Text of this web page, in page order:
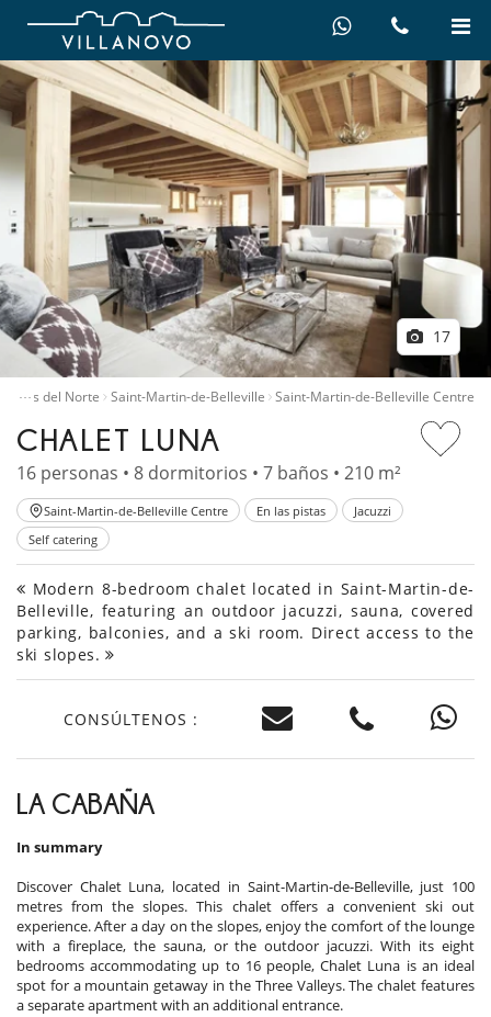
17
…
Alpes del Norte Saint-Martin-de-Belleville Saint-Martin-de-Belleville Centre
CHALET LUNA
16 personas • 8 dormitorios • 7 baños • 210 m²
Saint-Martin-de-Belleville Centre En las pistas
Jacuzzi
Self catering
Modern 8-bedroom chalet located in Saint-Martin-de-
Belleville, featuring an outdoor jacuzzi, sauna, covered
parking, balconies, and a ski room. Direct access to the
ski slopes.
CONSÚLTENOS :
LA CABAÑA
In summary
Discover Chalet Luna, located in Saint-Martin-de-Belleville, just 100
metres from the slopes. This chalet offers a convenient ski out
experience. After a day on the slopes, enjoy the comfort of the lounge
with a fireplace, the sauna, or the outdoor jacuzzi. With its eight
bedrooms accommodating up to 16 people, Chalet Luna is an ideal
spot for a mountain getaway in the Three Valleys. The chalet features
a separate apartment with an additional entrance.